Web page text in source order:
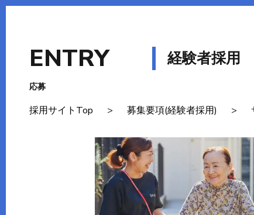
ENTRY
応募
採用サイトTop > 募集要項(経験者採用) >